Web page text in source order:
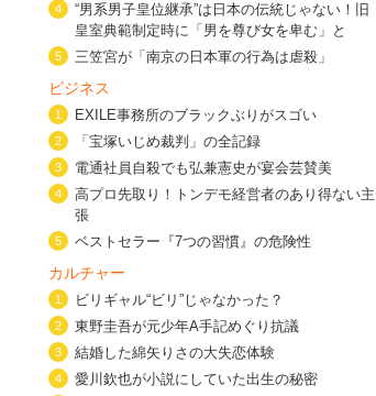
4
“男系男子皇位継承”は日本の伝統じゃない！旧
皇室典範制定時に「男を尊び女を卑む」と
5 三笠宮が「南京の日本軍の行為は虐殺」
ビジネス
1 EXILE事務所のブラックぶりがスゴい
2 「宝塚いじめ裁判」の全記録
3 電通社員自殺でも弘兼憲史が宴会芸賛美
4
高プロ先取り！トンデモ経営者のあり得ない主
張
5 ベストセラー『7つの習慣』の危険性
カルチャー
1 ビリギャル“ビリ”じゃなかった？
2 東野圭吾が元少年A手記めぐり抗議
3 結婚した綿矢りさの大失恋体験
4 愛川欽也が小説にしていた出生の秘密